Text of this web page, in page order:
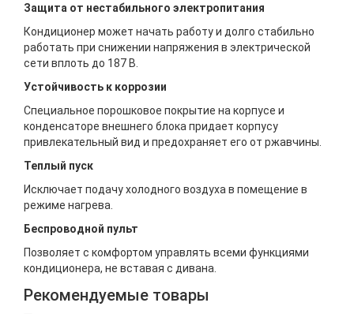
Защита от нестабильного электропитания
Кондиционер может начать работу и долго стабильно
работать при снижении напряжения в электрической
сети вплоть до 187 В.
Устойчивость к коррозии
Специальное порошковое покрытие на корпусе и
конденсаторе внешнего блока придает корпусу
привлекательный вид и предохраняет его от ржавчины.
Теплый пуск
Исключает подачу холодного воздуха в помещение в
режиме нагрева.
Беспроводной пульт
Позволяет с комфортом управлять всеми функциями
кондиционера, не вставая с дивана.
Рекомендуемые товары